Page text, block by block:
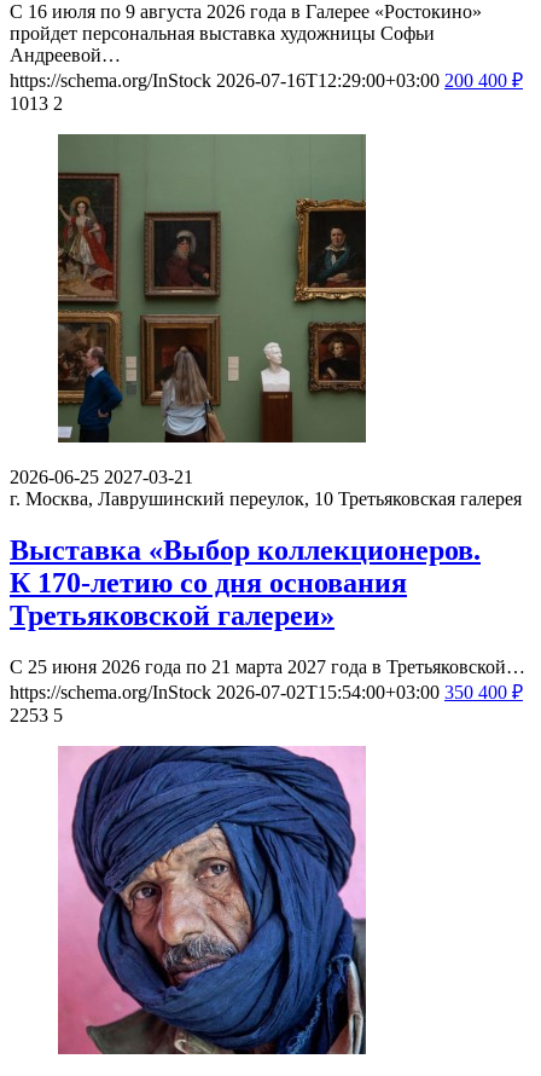
С 16 июля по 9 августа 2026 года в Галерее «Ростокино»
пройдет персональная выставка художницы Софьи
Андреевой…
https://schema.org/InStock 2026-07-16T12:29:00+03:00 200 400 ₽
1013 2
2026-06-25 2027-03-21
г. Москва, Лаврушинский переулок, 10 Третьяковская галерея
Выставка «Выбор коллекционеров.
К 170-летию со дня основания
Третьяковской галереи»
С 25 июня 2026 года по 21 марта 2027 года в Третьяковской…
https://schema.org/InStock 2026-07-02T15:54:00+03:00 350 400 ₽
2253 5